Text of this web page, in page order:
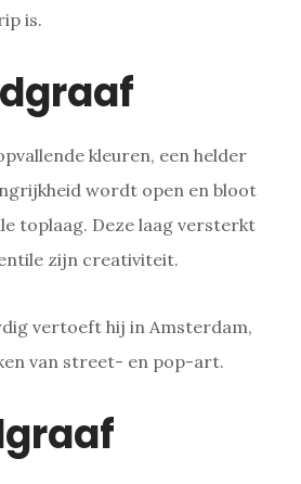
is.
kleuren, een helder
wordt open en bloot
toplaag. Deze laag versterkt
zijn creativiteit.
vertoeft hij in Amsterdam,
van street- en pop-art.